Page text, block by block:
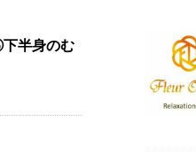
半身のむ